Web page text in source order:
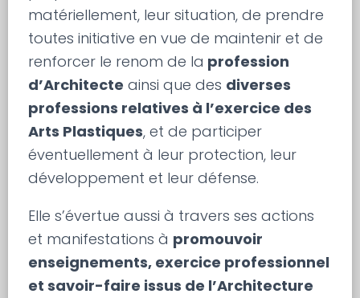
matériellement, leur situation, de prendre
toutes initiative en vue de maintenir et de
renforcer le renom de la profession
d’Architecte ainsi que des diverses
professions relatives à l’exercice des
Arts Plastiques, et de participer
éventuellement à leur protection, leur
développement et leur défense.
Elle s’évertue aussi à travers ses actions
et manifestations à promouvoir
enseignements, exercice professionnel
et savoir-faire issus de l’Architecture